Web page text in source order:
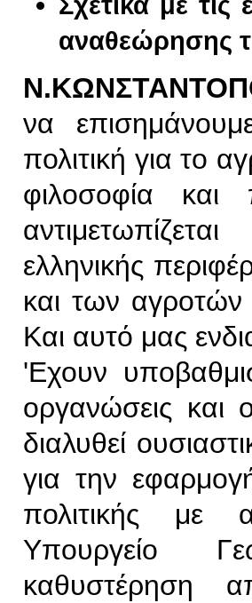
αναθεώρησης
να
πολιτική για το
φιλοσοφία και
ελληνικής
και των αγροτών
Και αυτό μας
'Εχουν
οργανώσεις και
διαλυθεί
για την
πολιτικής με
Υπουργείο
καθυστέρηση